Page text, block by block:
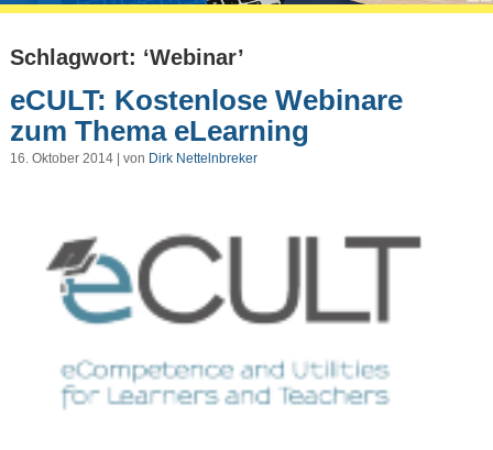
Schlagwort: ‘Webinar’
eCULT: Kostenlose Webinare
zum Thema eLearning
16. Oktober 2014 | von Dirk Nettelnbreker